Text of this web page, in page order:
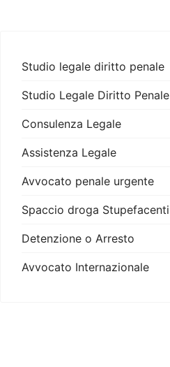
Studio legale diritto penale
Studio Legale Diritto Penale
Consulenza Legale
Assistenza Legale
Avvocato penale urgente
Spaccio droga Stupefacenti
Detenzione o Arresto
Avvocato Internazionale